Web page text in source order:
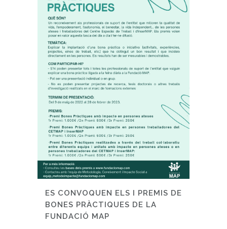
ES CONVOQUEN ELS I PREMIS DE
BONES PRÀCTIQUES DE LA
FUNDACIÓ MAP